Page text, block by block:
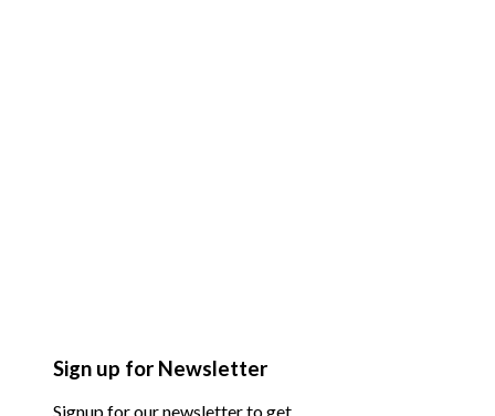
Sign up for Newsletter
Signup for our newsletter to get